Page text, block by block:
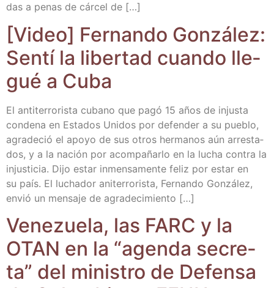
das a penas de cár­cel de […]
[Video] Fer­nan­do Gon­zá­lez:
Sen­tí la liber­tad cuan­do lle­
gué a Cuba
El anti­te­rro­ris­ta cubano que pagó 15 años de injus­ta
con­de­na en Esta­dos Uni­dos por defen­der a su pue­blo,
agra­de­ció el apo­yo de sus otros her­ma­nos aún arres­ta­
dos, y a la nación por acom­pa­ñar­lo en la lucha con­tra la
injus­ti­cia. Dijo estar inmen­sa­men­te feliz por estar en
su país. El lucha­dor ani­te­rro­ris­ta, Fer­nan­do Gon­zá­lez,
envió un men­sa­je de agradecimiento […]
Vene­zue­la, las FARC y la
OTAN en la “agen­da secre­
ta” del minis­tro de Defen­sa